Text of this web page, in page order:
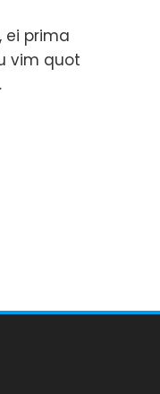
ei prima
vim quot